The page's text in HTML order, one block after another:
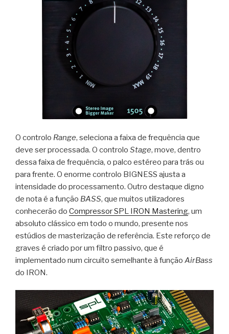
O controlo Range, seleciona a faixa de frequência que
deve ser processada. O controlo Stage, move, dentro
dessa faixa de frequência, o palco estéreo para trás ou
para frente. O enorme controlo BIGNESS ajusta a
intensidade do processamento. Outro destaque digno
de nota é a função BASS, que muitos utilizadores
conhecerão do Compressor SPL IRON Mastering, um
absoluto clássico em todo o mundo, presente nos
estúdios de masterização de referência. Este reforço de
graves é criado por um filtro passivo, que é
implementado num circuito semelhante à função AirBass
do IRON.